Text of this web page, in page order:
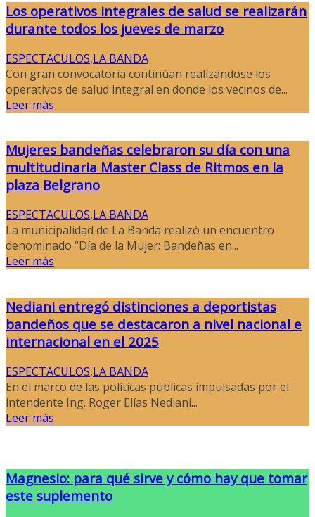
Los operativos integrales de salud se realizarán
durante todos los jueves de marzo
ESPECTACULOS,LA BANDA
Con gran convocatoria continúan realizándose los
operativos de salud integral en donde los vecinos de...
Leer más
Mujeres bandeñas celebraron su día con una
multitudinaria Master Class de Ritmos en la
plaza Belgrano
ESPECTACULOS,LA BANDA
La municipalidad de La Banda realizó un encuentro
denominado “Día de la Mujer: Bandeñas en...
Leer más
Nediani entregó distinciones a deportistas
bandeños que se destacaron a nivel nacional e
internacional en el 2025
ESPECTACULOS,LA BANDA
En el marco de las políticas públicas impulsadas por el
intendente Ing. Roger Elías Nediani...
Leer más
Magnesio: para qué sirve y cómo hay que tomar
este suplemento